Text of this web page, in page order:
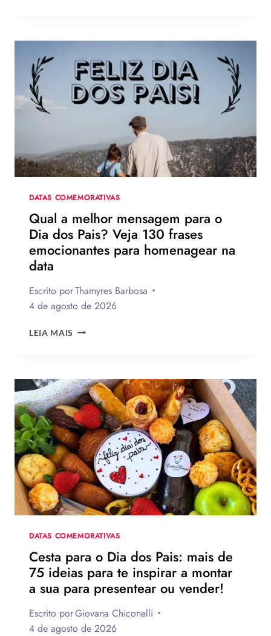
ZENDAYA
TURNÊ
DE
DIVULGAÇÃO
DE
UM
NOVO
DIA
DATAS COMEMORATIVAS
Qual a melhor mensagem para o
Dia dos Pais? Veja 130 frases
emocionantes para homenagear na
data
Escrito porThamyres Barbosa
4 de agosto de 2026
LEIA MAIS QUAL
PARA
O
DIA
DOS
PAIS?
VEJA
130
FRASES
EMOCIONANTES
PARA
HOMENAGEAR
DATA
DATAS COMEMORATIVAS
Cesta para o Dia dos Pais: mais de
75 ideias para te inspirar a montar
a sua para presentear ou vender!
Escrito porGiovana Chiconelli
4 de agosto de 2026